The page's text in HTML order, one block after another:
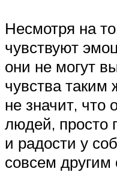
Несмотря на
чувствуют
они не могут
чувства
не значит, что
людей, просто
и радости у
совсем другим